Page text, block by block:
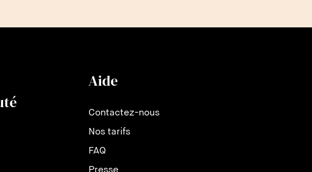
Aide
Contactez-nous
Nos tarifs
FAQ
Presse